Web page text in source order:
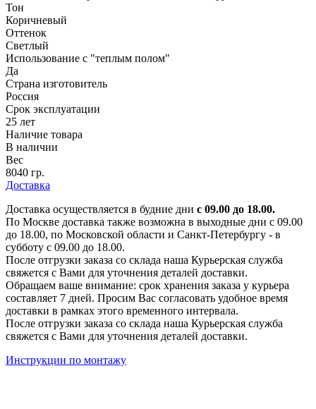
Тон
Коричневый
Оттенок
Светлый
Использование с "теплым полом"
Да
Страна изготовитель
Россия
Срок эксплуатации
25 лет
Наличие товара
В наличии
Вес
8040 гр.
Доставка
Доставка осуществляется в будние дни с 09.00 до 18.00.
По Москве доставка также возможна в выходные дни с 09.00
до 18.00, по Московской области и Санкт-Петербургу - в
субботу с 09.00 до 18.00.
После отгрузки заказа со склада наша Курьерская служба
свяжется с Вами для уточнения деталей доставки.
Обращаем ваше внимание: срок хранения заказа у курьера
составляет 7 дней. Просим Вас согласовать удобное время
доставки в рамках этого временного интервала.
После отгрузки заказа со склада наша Курьерская служба
свяжется с Вами для уточнения деталей доставки.
Инструкции по монтажу